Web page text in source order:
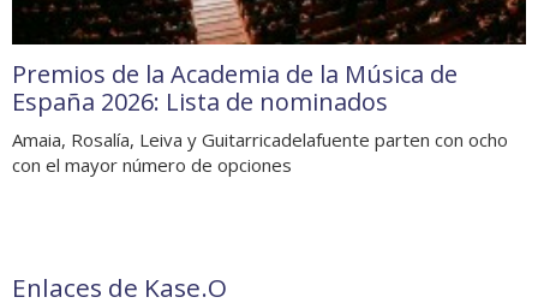
Premios de la Academia de la Música de
España 2026: Lista de nominados
Amaia, Rosalía, Leiva y Guitarricadelafuente parten con ocho
con el mayor número de opciones
Enlaces de Kase.O